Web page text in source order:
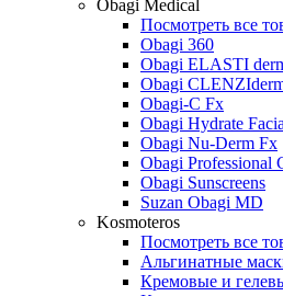
Obagi Medical
Посмотреть все
Obagi 360
Obagi ELASTI
Obagi
Obagi-C Fx
Obagi Hydrate
Obagi Nu-Derm Fx
Obagi Professional
Obagi Sunscreens
Suzan Obagi MD
Kosmoteros
Посмотреть все
Альгинатные
Кремовые и